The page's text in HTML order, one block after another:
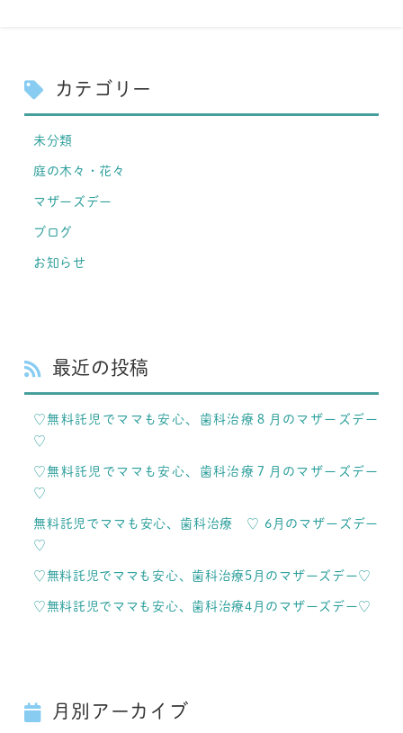
カテゴリー
未分類
庭の木々・花々
マザーズデー
ブログ
お知らせ
最近の投稿
♡無料託児でママも安心、歯科治療８月のマザーズデー
♡
♡無料託児でママも安心、歯科治療７月のマザーズデー
♡
無料託児でママも安心、歯科治療 ♡ 6月のマザーズデー
♡
♡無料託児でママも安心、歯科治療5月のマザーズデー♡
♡無料託児でママも安心、歯科治療4月のマザーズデー♡
月別アーカイブ